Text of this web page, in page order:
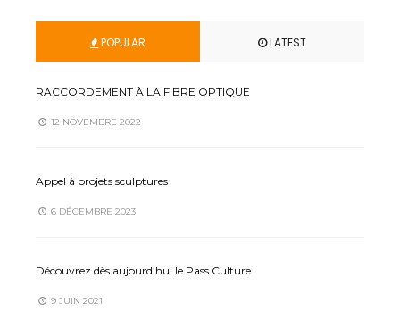
POPULAR LATEST
RACCORDEMENT À LA FIBRE OPTIQUE
12 NOVEMBRE 2022
Appel à projets sculptures
6 DÉCEMBRE 2023
Découvrez dès aujourd’hui le Pass Culture
9 JUIN 2021